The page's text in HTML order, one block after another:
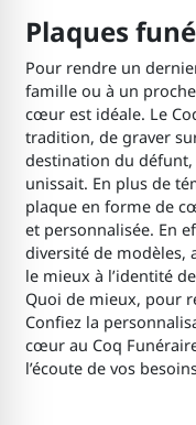
Plaques
Pour rendre un
famille ou à un
cœur est idéale. Le
tradition, de graver
destination du défunt,
unissait. En plus de
plaque en forme de
et personnalisée. En
diversité de modèles,
le mieux à l’identité
Quoi de mieux, pour
Confiez la
cœur au Coq
l’écoute de vos